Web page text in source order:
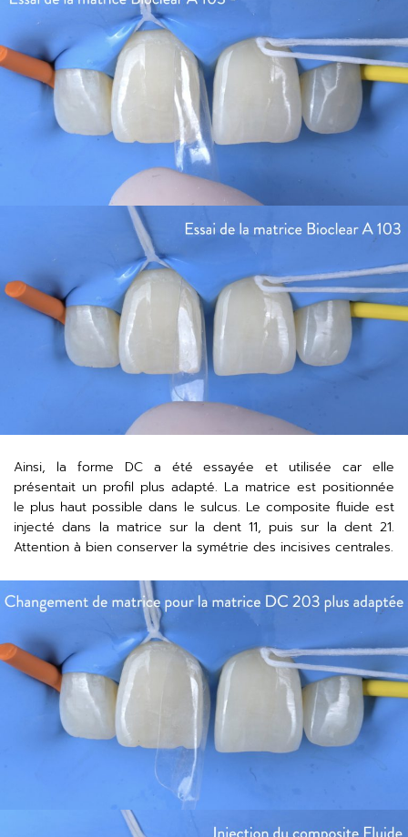
Ainsi, la forme DC a été essayée et utilisée car elle
présentait un profil plus adapté. La matrice est positionnée
le plus haut possible dans le sulcus. Le composite fluide est
injecté dans la matrice sur la dent 11, puis sur la dent 21.
Attention à bien conserver la symétrie des incisives centrales.